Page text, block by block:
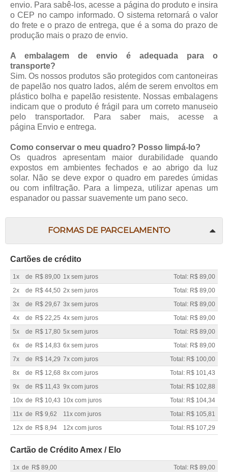
envio. Para sabê-los, acesse a página do produto e insira
o CEP no campo informado. O sistema retornará o valor
do frete e o prazo de entrega, que é a soma do prazo de
produção mais o prazo de envio.
A embalagem de envio é adequada para o
transporte?
Sim. Os nossos produtos são protegidos com cantoneiras
de papelão nos quatro lados, além de serem envoltos em
plástico bolha e papelão resistente. Nossas embalagens
indicam que o produto é frágil para um correto manuseio
pelo transportador. Para saber mais, acesse a
página Envio e entrega.
Como conservar o meu quadro? Posso limpá-lo?
Os quadros apresentam maior durabilidade quando
expostos em ambientes fechados e ao abrigo da luz
solar. Não se deve expor o quadro em paredes úmidas
ou com infiltração. Para a limpeza, utilizar apenas um
espanador ou passar suavemente um pano seco.
FORMAS DE PARCELAMENTO
Cartões de crédito
1x de R$ 89,00 1x sem juros
Total: R$ 89,00
2x
de R$ 44,50 2x sem juros
Total: R$ 89,00
3x
de R$ 29,67 3x sem juros
Total: R$ 89,00
4x
de R$ 22,25 4x sem juros
Total: R$ 89,00
5x
de R$ 17,80 5x sem juros
Total: R$ 89,00
6x
de R$ 14,83 6x sem juros
Total: R$ 89,00
7x
de R$ 14,29 7x com juros
Total: R$ 100,00
8x
de R$ 12,68 8x com juros
Total: R$ 101,43
9x
de R$ 11,43 9x com juros
Total: R$ 102,88
10x de R$ 10,43 10x com juros
Total: R$ 104,34
11x de R$ 9,62 11x com juros
Total: R$ 105,81
12x de R$ 8,94 12x com juros Total: R$ 107,29
Cartão de Crédito Amex / Elo
1x de R$ 89,00
Total: R$ 89,00